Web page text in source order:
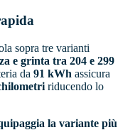
sopra tre varianti
e grinta tra 204 e 299
da 91 kWh assicura
riducendo lo
la variante più